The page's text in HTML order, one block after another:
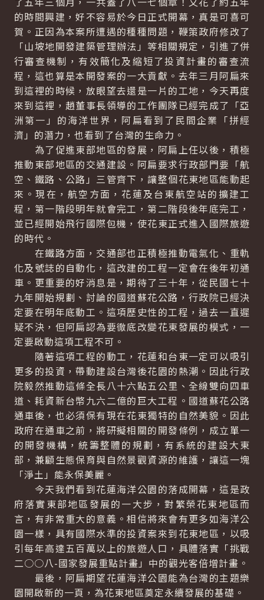
的時間興建，好不容易於今日正式開幕，真是可喜可
賀。正因為本案所遭遇的種種問題，鞭策政府修改了
「山坡地開發建築管理辦法」等相關規定，引進了併
行審查機制，有效簡化及縮短了投資計畫的審查流
程，這也算是本開發案的一大貢獻。去年三月阿扁來
到這裡的時候，放眼望去還是一片的工地，今天再度
來到這裡，趙董事長領導的工作團隊已經完成了「亞
洲第一」的海洋世界，阿扁看到了民間企業「拼經
濟」的潛力，也看到了台灣的生命力。
為了促進東部地區的發展，阿扁上任以後，積極
推動東部地區的交通建設。阿扁要求行政部門要「航
空、鐵路、公路」三管齊下，讓整個花東地區能動起
來。現在，航空方面，花蓮及台東航空站的擴建工
程，第一階段明年就會完工，第二階段後年底完工，
並已經開始飛行國際包機，使花東正式進入國際旅遊
的時代。
在鐵路方面，交通部也正積極推動電氣化、重軌
化及號誌的自動化，這改建的工程一定會在後年初通
車。更重要的好消息是，期待了三十年，從民國七十
九年開始規劃、討論的國道蘇花公路，行政院已經決
定要在明年底動工。這項歷史性的工程，過去一直遲
疑不決，但阿扁認為要徹底改變花東發展的模式，一
定要啟動這項工程不可。
隨著這項工程的動工，花蓮和台東一定可以吸引
更多的投資，帶動建設台灣後花園的熱潮。因此行政
院毅然推動這條全長八十六點五公里、全線雙向四車
道、耗資新台幣九六二億的巨大工程。國道蘇花公路
通車後，也必須保有現在花東獨特的自然美貌。因此
政府在通車之前，將研擬相關的開發條例，成立單一
的開發機構，統籌整體的規劃，有系統的建設大東
部，兼顧生態保育與自然景觀資源的維護，讓這一塊
「淨土」能永保美麗。
今天我們看到花蓮海洋公園的落成開幕，這是政
府落實東部地區發展的一大步，對繁榮花東地區而
言，有非常重大的意義。相信將來會有更多如海洋公
園一樣，具有國際水準的投資案來到花東地區，以吸
引每年高達五百萬以上的旅遊人口，具體落實「挑戰
二○○八-國家發展重點計畫」中的觀光客倍增計畫。
最後，阿扁期望花蓮海洋公園能為台灣的主題樂
園開啟新的一頁，為花東地區奠定永續發展的基礎。